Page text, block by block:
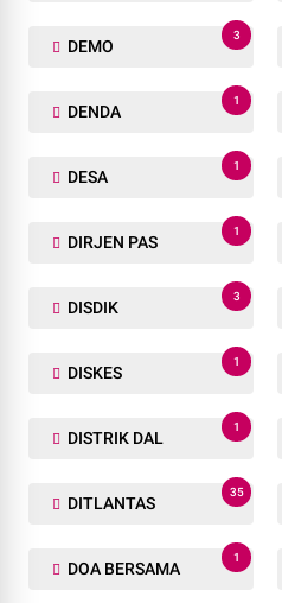
DEMO
3
DENDA
1
DESA
1
DIRJEN PAS
1
DISDIK
3
DISKES
1
DISTRIK DAL
1
DITLANTAS
35
DOA BERSAMA
1